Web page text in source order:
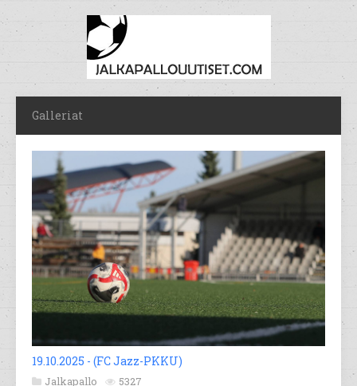
Galleriat
19.10.2025 - (FC Jazz-PKKU)
Jalkapallo 5327